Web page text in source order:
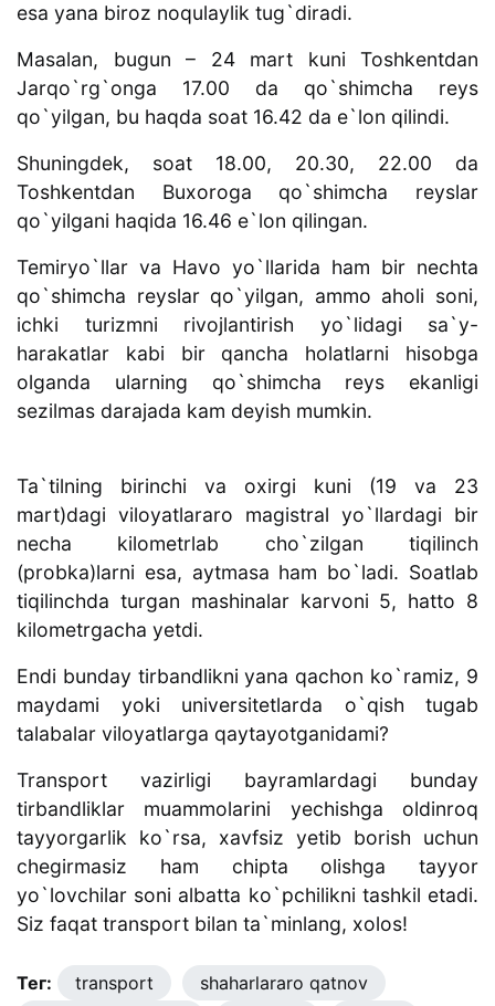
esa yana biroz noqulaylik tug`diradi.
Masalan, bugun – 24 mart kuni Toshkentdan
Jarqo`rg`onga 17.00 da qo`shimcha reys
qo`yilgan, bu haqda soat 16.42 da e`lon qilindi.
Shuningdek, soat 18.00, 20.30, 22.00 da
Toshkentdan Buxoroga qo`shimcha reyslar
qo`yilgani haqida 16.46 e`lon qilingan.
Temiryo`llar va Havo yo`llarida ham bir nechta
qo`shimcha reyslar qo`yilgan, ammo aholi soni,
ichki turizmni rivojlantirish yo`lidagi sa`y-
harakatlar kabi bir qancha holatlarni hisobga
olganda ularning qo`shimcha reys ekanligi
sezilmas darajada kam deyish mumkin.
Ta`tilning birinchi va oxirgi kuni (19 va 23
mart)dagi viloyatlararo magistral yo`llardagi bir
necha kilometrlab cho`zilgan tiqilinch
(probka)larni esa, aytmasa ham bo`ladi. Soatlab
tiqilinchda turgan mashinalar karvoni 5, hatto 8
kilometrgacha yetdi.
Endi bunday tirbandlikni yana qachon ko`ramiz, 9
maydami yoki universitetlarda o`qish tugab
talabalar viloyatlarga qaytayotganidami?
Transport vazirligi bayramlardagi bunday
tirbandliklar muammolarini yechishga oldinroq
tayyorgarlik ko`rsa, xavfsiz yetib borish uchun
chegirmasiz ham chipta olishga tayyor
yo`lovchilar soni albatta ko`pchilikni tashkil etadi.
Siz faqat transport bilan ta`minlang, xolos!
Тег: transport
shaharlararo qatnov